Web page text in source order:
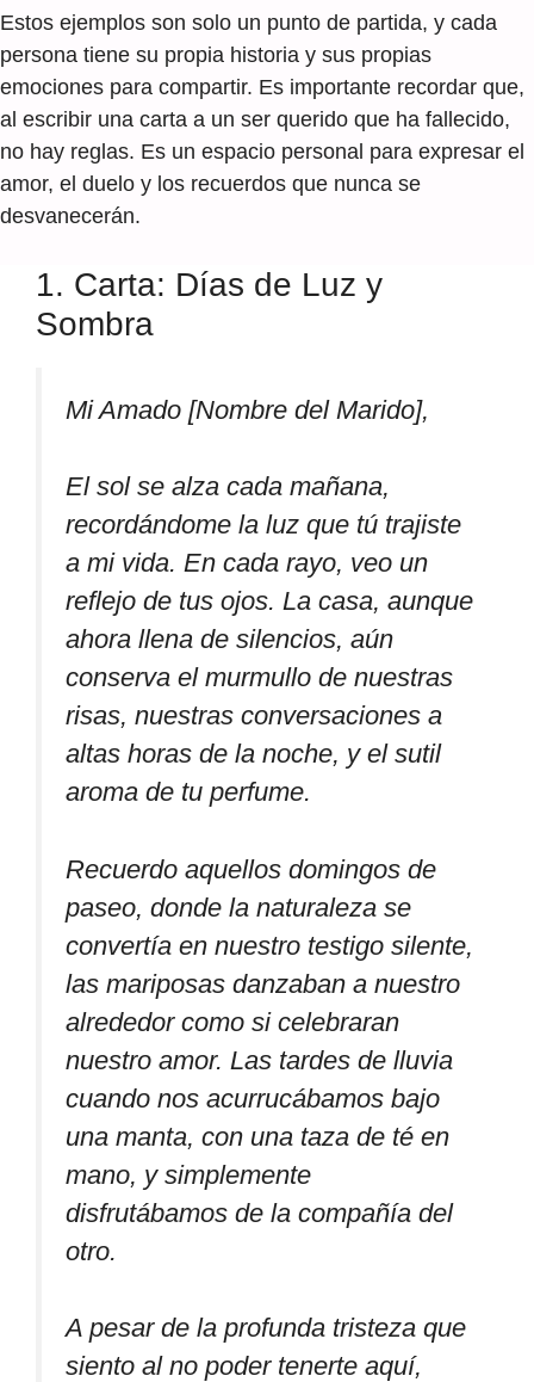
Estos ejemplos son solo un punto de partida, y cada
persona tiene su propia historia y sus propias
emociones para compartir. Es importante recordar que,
al escribir una carta a un ser querido que ha fallecido,
no hay reglas. Es un espacio personal para expresar el
amor, el duelo y los recuerdos que nunca se
desvanecerán.
1. Carta: Días de Luz y
Sombra
Mi Amado [Nombre del Marido],
El sol se alza cada mañana,
recordándome la luz que tú trajiste
a mi vida. En cada rayo, veo un
reflejo de tus ojos. La casa, aunque
ahora llena de silencios, aún
conserva el murmullo de nuestras
risas, nuestras conversaciones a
altas horas de la noche, y el sutil
aroma de tu perfume.
Recuerdo aquellos domingos de
paseo, donde la naturaleza se
convertía en nuestro testigo silente,
las mariposas danzaban a nuestro
alrededor como si celebraran
nuestro amor. Las tardes de lluvia
cuando nos acurrucábamos bajo
una manta, con una taza de té en
mano, y simplemente
disfrutábamos de la compañía del
otro.
A pesar de la profunda tristeza que
siento al no poder tenerte aquí,